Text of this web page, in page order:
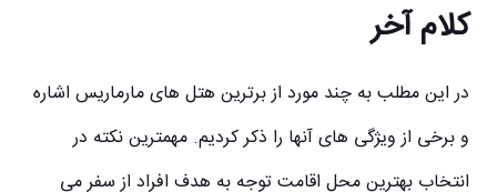
کلام آخر
در این مطلب به چند مورد از برترین هتل های مارماریس اشاره
و برخی از ویژگی های آنها را ذکر کردیم. مهمترین نکته در
انتخاب بهترین محل اقامت توجه به هدف افراد از سفر می